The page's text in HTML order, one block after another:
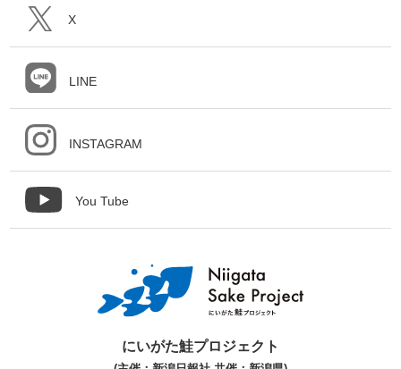
X
LINE
INSTAGRAM
You Tube
にいがた鮭プロジェクト